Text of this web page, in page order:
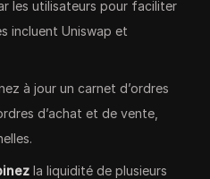
les utilisateurs pour faciliter
incluent Uniswap et
à jour un carnet d’ordres
d’achat et de vente,
la liquidité de plusieurs